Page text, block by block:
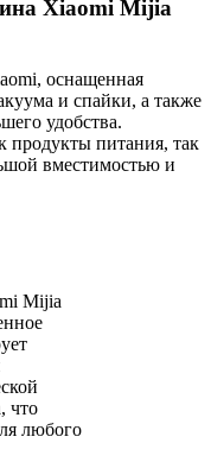
Xiaomi Mijia
оснащенная
и спайки, а также
удобства.
продукты питания, так
вместимостью и
Mijia
что
любого